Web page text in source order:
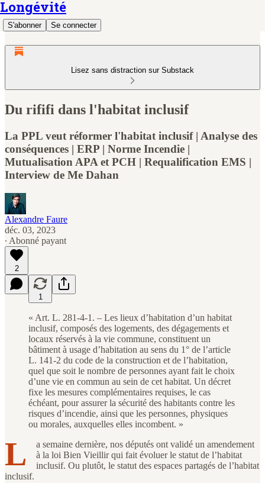
Longévité
S'abonner Se connecter
Lisez sans distraction sur Substack
Du rififi dans l'habitat inclusif
La PPL veut réformer l'habitat inclusif | Analyse des
conséquences | ERP | Norme Incendie |
Mutualisation APA et PCH | Requalification EMS |
Interview de Me Dahan
Alexandre Faure
déc. 03, 2023
∙ Abonné payant
2
1
« Art. L. 281-4-1. – Les lieux d’habitation d’un habitat
inclusif, composés des logements, des dégagements et
locaux réservés à la vie commune, constituent un
bâtiment à usage d’habitation au sens du 1° de l’article
L. 141-2 du code de la construction et de l’habitation,
quel que soit le nombre de personnes ayant fait le choix
d’une vie en commun au sein de cet habitat. Un décret
fixe les mesures complémentaires requises, le cas
échéant, pour assurer la sécurité des habitants contre les
risques d’incendie, ainsi que les personnes, physiques
ou morales, auxquelles elles incombent. »
L
a semaine dernière, nos députés ont validé un amendement
à la loi Bien Vieillir qui fait évoluer le statut de l’habitat
inclusif. Ou plutôt, le statut des espaces partagés de l’habitat
inclusif.